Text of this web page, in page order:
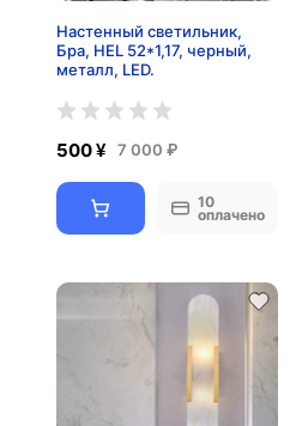
Настенный светильник,
Бра, HEL 52*1,17, черный,
металл, LED.
500 ¥ 7 000 ₽
10
оплачено